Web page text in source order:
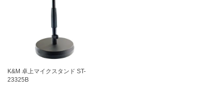
K&M 卓上マイクスタンド ST-
23325B